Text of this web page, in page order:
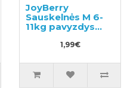
JoyBerry
Sauskelnės M 6-
11kg pavyzdys
1,99€